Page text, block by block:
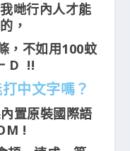
哋行內人才能
，
，不如用100蚊
D !!
中文字嗎？
置原裝國際語
!